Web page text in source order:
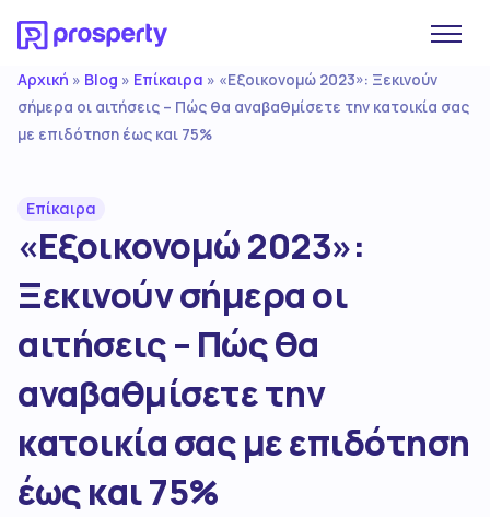
Αρχική » Blog » Επίκαιρα » «Εξοικονομώ 2023»: Ξεκινούν
σήμερα οι αιτήσεις – Πώς θα αναβαθμίσετε την κατοικία σας
με επιδότηση έως και 75%
Επίκαιρα
«Εξοικονομώ 2023»:
Ξεκινούν σήμερα οι
αιτήσεις – Πώς θα
αναβαθμίσετε την
κατοικία σας με επιδότηση
έως και 75%